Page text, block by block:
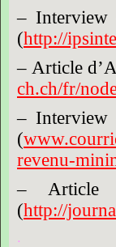
– Interview
(http://
– Article
ch.ch/fr/
– Interview
(
revenu-
– Article
(http://
.